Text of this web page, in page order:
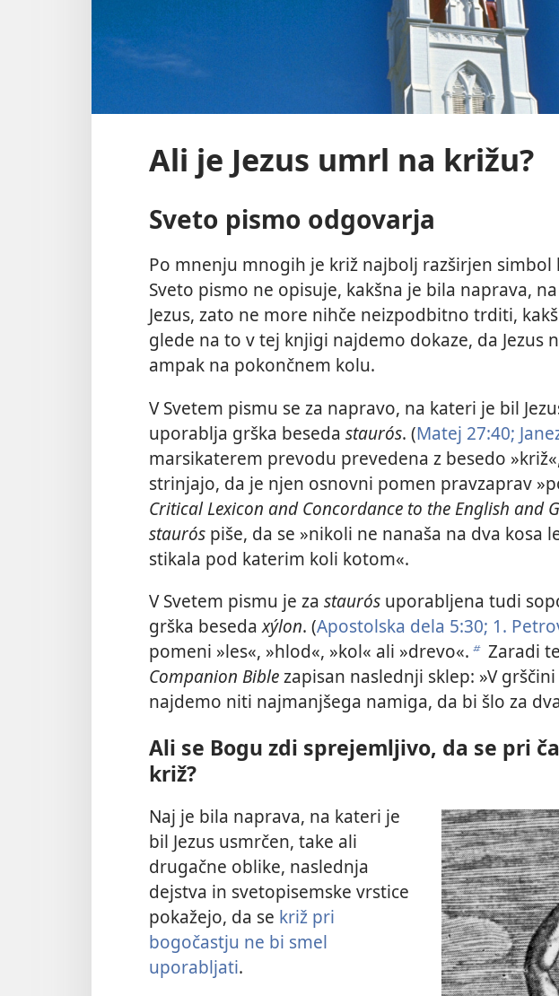
Ali je Jezus umrl na križu?
Sveto pismo odgovarja
Po mnenju mnogih je križ najbolj razširjen simbol
Sveto pismo ne opisuje, kakšna je bila naprava,
Jezus, zato ne more nihče neizpodbitno trditi,
glede na to v tej knjigi najdemo dokaze, da Jezus
ampak na pokončnem kolu.
V Svetem pismu se za napravo, na kateri je bil
uporablja grška beseda staurós. (Matej 27:40;
marsikaterem prevodu prevedena z besedo
strinjajo, da je njen osnovni pomen pravzaprav
Critical Lexicon and Concordance to the English and
staurós piše, da se »nikoli ne nanaša na dva kosa
stikala pod katerim koli kotom«.
V Svetem pismu je za staurós uporabljena tudi
grška besedaxýlon. (Apostolska dela 5:30; 1.
pomeni »les«, »hlod«, »kol« ali »drevo«. b Zaradi
Companion Biblezapisan naslednji sklep: »V
najdemo niti najmanjšega namiga, da bi šlo za
Ali se Bogu zdi sprejemljivo, da se pri
križ?
Naj je bila naprava, na kateri je
bil Jezus usmrčen, take ali
drugačne oblike, naslednja
dejstva in svetopisemske vrstice
pokažejo, da se križ pri
bogočastju ne bi smel
uporabljati.